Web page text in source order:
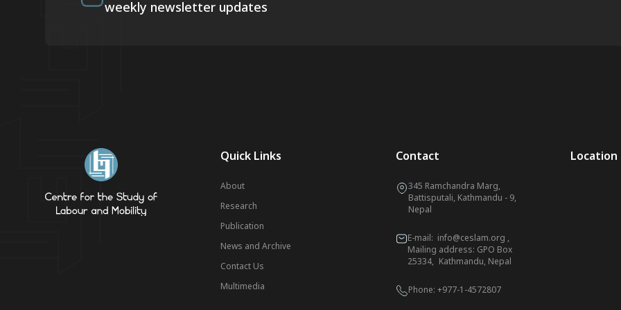
weekly newsletter updates
Quick Links
About
Research
Publication
News and Archive
Contact Us
Multimedia
Contact
345 Ramchandra Marg,
Battisputali, Kathmandu - 9,
Nepal
E-mail: info@ceslam.org ,
Mailing address: GPO Box
25334, Kathmandu, Nepal
Phone: +977-1-4572807
Location